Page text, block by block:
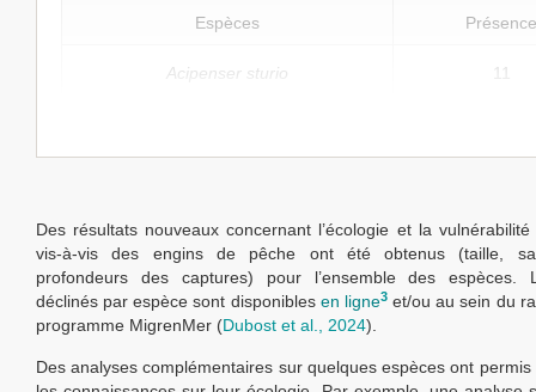
Espèces Présence
Acipenser sturio 11
Des résultats nouveaux concernant l’écologie et la
vis-à-vis des engins de pêche ont été obtenus (taille,
profondeurs des captures) pour l’ensemble des espèces.
déclinés par espèce sont disponibles en ligne3et/ou au sein du
programme MigrenMer (Dubost et al., 2024).
Des analyses complémentaires sur quelques espèces ont